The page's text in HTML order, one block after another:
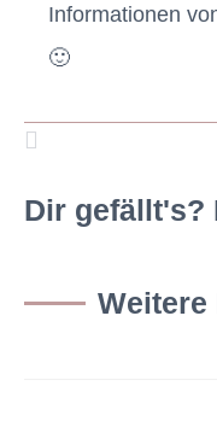
Informationen
🙂
Dir gefällt's?